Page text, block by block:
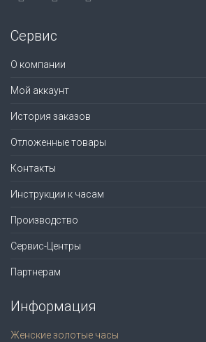
Сервис
О компании
Мой аккаунт
История заказов
Отложенные товары
Контакты
Инструкции к часам
Производство
Сервис-Центры
Партнерам
Информация
Женские золотые часы